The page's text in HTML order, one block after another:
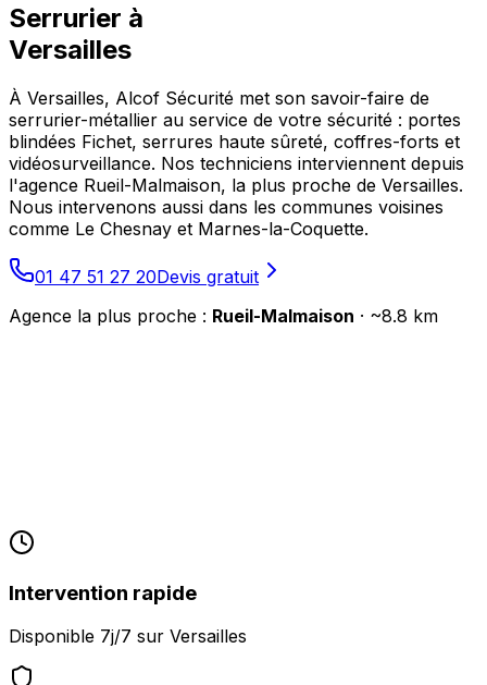
Serrurier à
Versailles
À Versailles, Alcof Sécurité met son savoir-faire de
serrurier-métallier au service de votre sécurité : portes
blindées Fichet, serrures haute sûreté, coffres-forts et
vidéosurveillance. Nos techniciens interviennent depuis
l'agence Rueil-Malmaison, la plus proche de Versailles.
Nous intervenons aussi dans les communes voisines
comme Le Chesnay et Marnes-la-Coquette.
01 47 51 27 20Devis gratuit
Agence la plus proche : Rueil-Malmaison · ~8.8 km
Intervention rapide
Disponible 7j/7 sur Versailles